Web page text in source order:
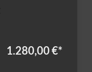
1.280,00 €*